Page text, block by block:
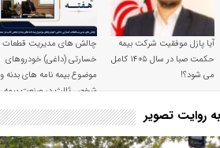
آیا پازل موفقیت شرکت بیمه
حکمت صبا در سال ۱۴۰۵ کامل
می شود؟!
چالش های مدیریت قطعات
خسارتی (داغی) خودروهای
موضوع بیمه نامه های بدنه و
شخص ثالث در صنعت بیمه
به روایت تصویر